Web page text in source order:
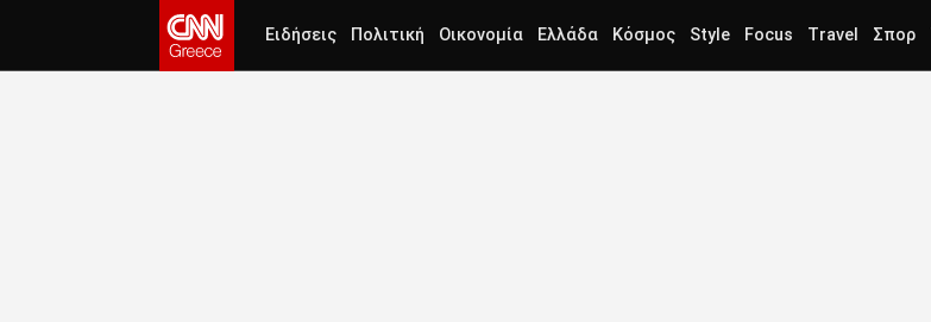
Ειδήσεις Πολιτική Οικονομία Ελλάδα Κόσμος Style Focus Travel Σπορ